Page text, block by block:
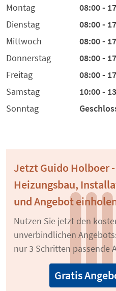
Montag
08:00 -
Dienstag
08:00 -
Mittwoch
08:00 -
Donnerstag
08:00 -
Freitag
08:00 -
Samstag
10:00 -
Sonntag
Jetzt Guido Holboer
Heizungsbau,
und Angebot
Nutzen Sie jetzt den
unverbindlichen
nur 3 Schritten passende
Gratis